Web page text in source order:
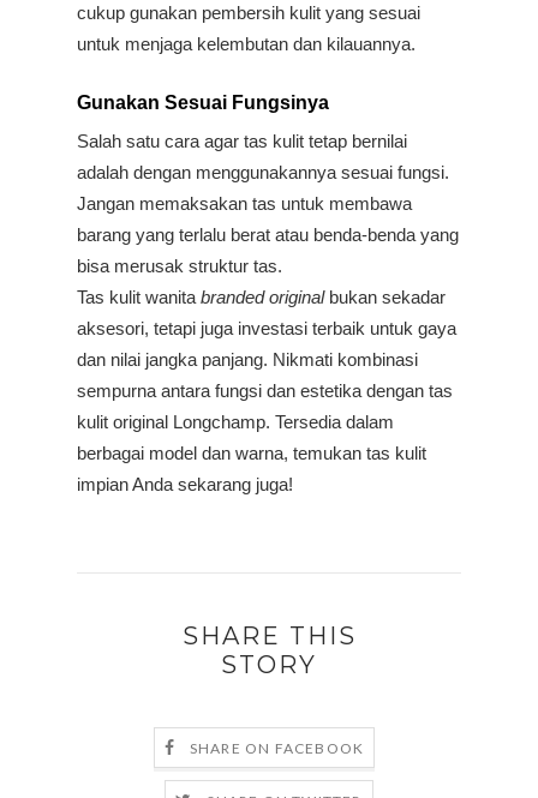
cukup gunakan pembersih kulit yang sesuai
untuk menjaga kelembutan dan kilauannya.
Gunakan Sesuai Fungsinya
Salah satu cara agar tas kulit tetap bernilai
adalah dengan menggunakannya sesuai fungsi.
Jangan memaksakan tas untuk membawa
barang yang terlalu berat atau benda-benda yang
bisa merusak struktur tas.
Tas kulit wanita branded original bukan sekadar
aksesori, tetapi juga investasi terbaik untuk gaya
dan nilai jangka panjang. Nikmati kombinasi
sempurna antara fungsi dan estetika dengan tas
kulit original
Longchamp. Tersedia dalam
berbagai model dan warna, temukan tas kulit
impian Anda sekarang juga!
SHARE THIS
STORY
SHARE ON FACEBOOK